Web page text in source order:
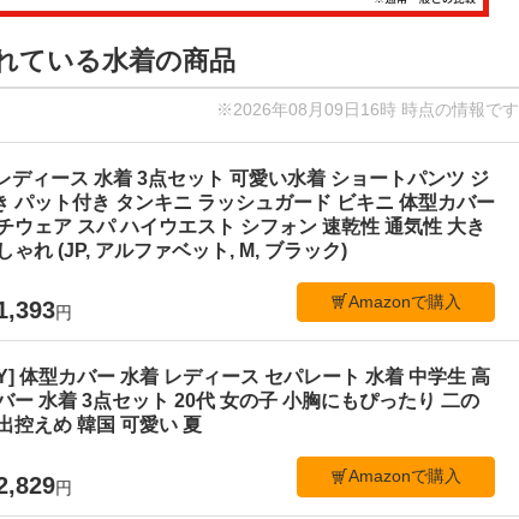
ている水着の商品
※2026年08月09日16時 時点の情報です
ディース 水着 3点セット 可愛い水着 ショートパンツ ジ
パット付き タンキニ ラッシュガード ビキニ 体型カバー
ウェア スパ ハイウエスト シフォン 速乾性 通気性 大き
ゃれ (JP, アルファベット, M, ブラック)
円
Amazonで購入
体型カバー 水着 レディース セパレート 水着 中学生 高
ー 水着 3点セット 20代 女の子 小胸にもぴったり 二の
控えめ 韓国 可愛い 夏
円
Amazonで購入